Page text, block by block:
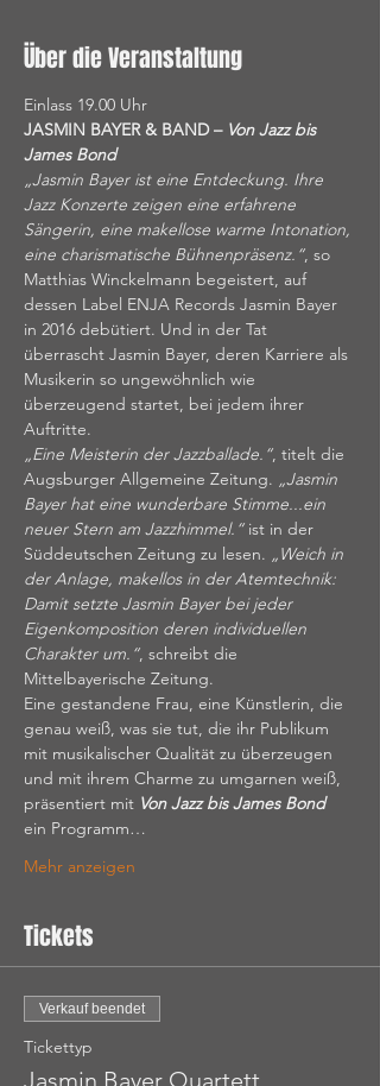
Über die Veranstaltung
Einlass 19.00 Uhr
JASMIN BAYER & BAND – Von Jazz bis
James Bond
„Jasmin Bayer ist eine Entdeckung. Ihre
Jazz Konzerte zeigen eine erfahrene
Sängerin, eine makellose warme Intonation,
eine charismatische Bühnenpräsenz.“, so
Matthias Winckelmann begeistert, auf
dessen Label ENJA Records Jasmin Bayer
in 2016 debütiert. Und in der Tat
überrascht Jasmin Bayer, deren Karriere als
Musikerin so ungewöhnlich wie
überzeugend startet, bei jedem ihrer
Auftritte.
„Eine Meisterin der Jazzballade.“, titelt die
Augsburger Allgemeine Zeitung. „Jasmin
Bayer hat eine wunderbare Stimme...ein
neuer Stern am Jazzhimmel.“ ist in der
Süddeutschen Zeitung zu lesen. „Weich in
der Anlage, makellos in der Atemtechnik:
Damit setzte Jasmin Bayer bei jeder
Eigenkomposition deren individuellen
Charakter um.“, schreibt die
Mittelbayerische Zeitung.
Eine gestandene Frau, eine Künstlerin, die
genau weiß, was sie tut, die ihr Publikum
mit musikalischer Qualität zu überzeugen
und mit ihrem Charme zu umgarnen weiß,
präsentiert mit Von Jazz bis James Bond
ein Programm…
Mehr anzeigen
Tickets
Verkauf beendet
Tickettyp
Jasmin Bayer Quartett